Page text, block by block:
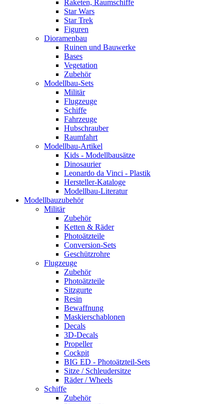
Raketen, Raumschiffe
Star Wars
Star Trek
Figuren
Dioramenbau
Ruinen und Bauwerke
Bases
Vegetation
Zubehör
Modellbau-Sets
Militär
Flugzeuge
Schiffe
Fahrzeuge
Hubschrauber
Raumfahrt
Modellbau-Artikel
Kids - Modellbausätze
Dinosaurier
Leonardo da Vinci - Plastik
Hersteller-Kataloge
Modellbau-Literatur
Modellbauzubehör
Militär
Zubehör
Ketten & Räder
Photoätzteile
Conversion-Sets
Geschützrohre
Flugzeuge
Zubehör
Photoätzteile
Sitzgurte
Resin
Bewaffnung
Maskierschablonen
Decals
3D-Decals
Propeller
Cockpit
BIG ED - Photoätzteil-Sets
Sitze / Schleudersitze
Räder / Wheels
Schiffe
Zubehör